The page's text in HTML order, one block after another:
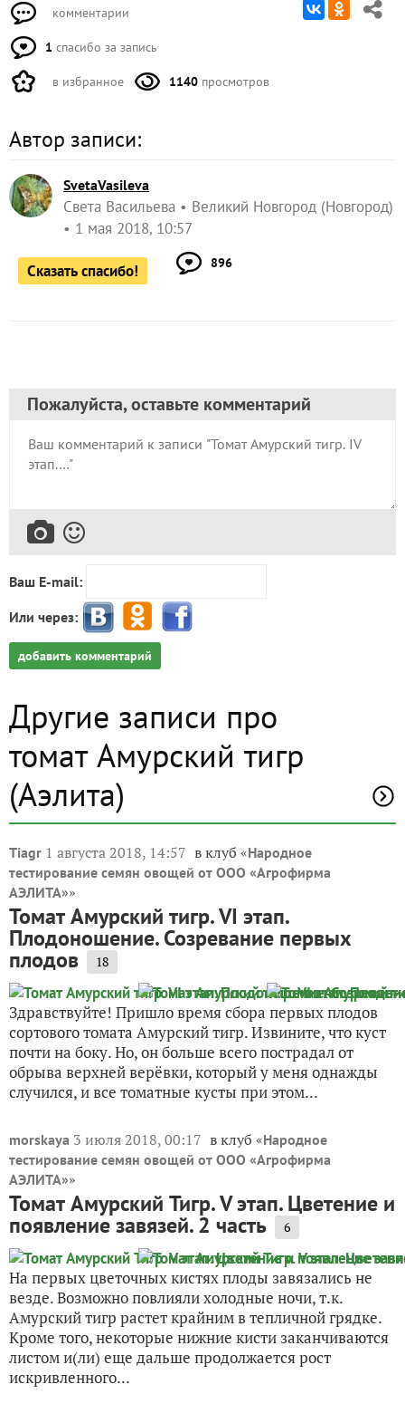
комментарии
1 спасибо за запись
в избранное 1140 просмотров
Автор записи:
SvetaVasileva
Света Васильева
Великий Новгород (Новгород)
1 мая 2018, 10:57
Сказать спасибо! 896
Пожалуйста, оставьте комментарий
Ваш E-mail:
Или через:
добавить комментарий
Другие записи про
томат Амурский тигр
(Аэлита)
Tiagr 1 августа 2018, 14:57 в клуб «Народное
тестирование семян овощей от ООО «Агрофирма
АЭЛИТА»»
Томат Амурский тигр. VI этап.
Плодоношение. Созревание первых
плодов 18
Здравствуйте! Пришло время сбора первых плодов
сортового томата Амурский тигр. Извините, что куст
почти на боку. Но, он больше всего пострадал от
обрыва верхней верёвки, который у меня однажды
случился, и все томатные кусты при этом...
morskaya 3 июля 2018, 00:17 в клуб «Народное
тестирование семян овощей от ООО «Агрофирма
АЭЛИТА»»
Томат Амурский Тигр. V этап. Цветение и
появление завязей. 2 часть 6
На первых цветочных кистях плоды завязались не
везде. Возможно повлияли холодные ночи, т.к.
Амурский тигр растет крайним в тепличной грядке.
Кроме того, некоторые нижние кисти заканчиваются
листом и(ли) еще дальше продолжается рост
искривленного...